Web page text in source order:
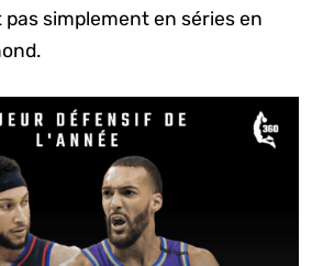
pas simplement en séries en